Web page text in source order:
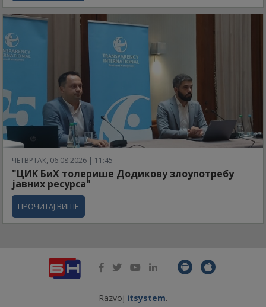
ЧЕТВРТАК, 06.08.2026 | 11:45
"ЦИК БиХ толерише Додикову злоупотребу
јавних ресурса"
ПРОЧИТАЈ ВИШЕ
Razvoj itsystem.